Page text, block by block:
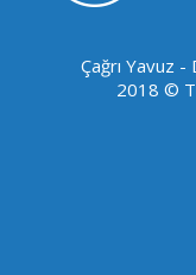
Çağrı Yavuz
2018 ©